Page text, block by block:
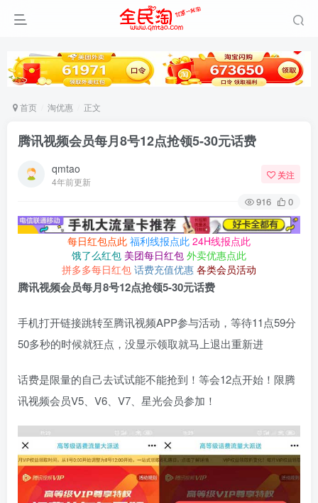
首页 淘优惠 正文
腾讯视频会员每月8号12点抢领5-30元话费
qmtao
4年前更新
关注
916 0
每日红包点此 福利线报点此 24H线报点此
饿了么红包 美团每日红包 外卖优惠点此
拼多多每日红包 话费充值优惠 各类会员活动
腾讯视频会员每月8号12点抢领5-30元话费
手机打开链接跳转至腾讯视频APP参与活动，等待11点59分
50多秒的时候就狂点，没显示领取就马上退出重新进
话费是限量的自己去试试能不能抢到！等会12点开始！限腾
讯视频会员V5、V6、V7、星光会员参加！